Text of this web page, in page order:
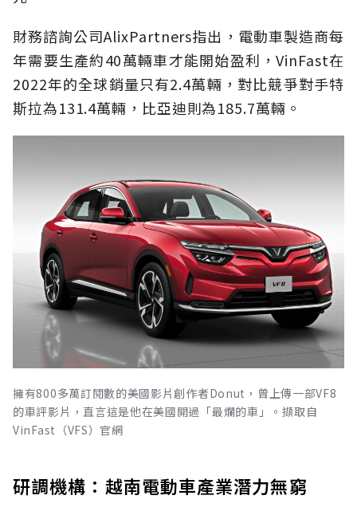
財務諮詢公司AlixPartners指出，電動車製造商每
年需要生產約40萬輛車才能開始盈利，VinFast在
2022年的全球銷量只有2.4萬輛，對比競爭對手特
斯拉為131.4萬輛，比亞迪則為185.7萬輛。
擁有800多萬訂閱數的美國影片創作者Donut，曾上傳一部VF8
的車評影片，直言這是他在美國開過「最爛的車」。擷取自
VinFast（VFS）官網
研調機構：越南電動車產業潛力無窮